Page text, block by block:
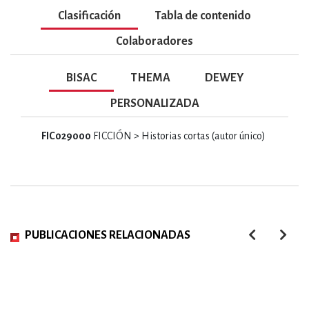
Clasificación Tabla de contenido
Colaboradores
BISAC THEMA DEWEY
PERSONALIZADA
FIC029000 FICCIÓN > Historias cortas (autor único)
PUBLICACIONES RELACIONADAS